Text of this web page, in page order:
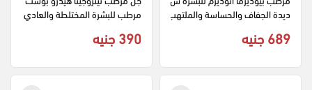
ديدة الجفاف والحساسة والملتهب
689 جنيه
مرطب للبشرة المختلطة والعادي
390 جنيه